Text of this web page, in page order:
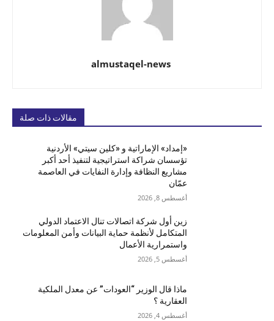
almustaqel-news
مقالات ذات صلة
«إمداد» الإماراتية و «كلين سيتي» الأردنية
تؤسسان شراكة استراتيجية لتنفيذ أحد أكبر
مشاريع النظافة وإدارة النفايات في العاصمة
عمّان
أغسطس 8, 2026
زين أول شركة اتصالات تنال الاعتماد الدولي
المتكامل لأنظمة حماية البيانات وأمن المعلومات
واستمرارية الأعمال
أغسطس 5, 2026
ماذا قال الوزير “العودات” عن معدل الملكية
العقارية ؟
أغسطس 4, 2026